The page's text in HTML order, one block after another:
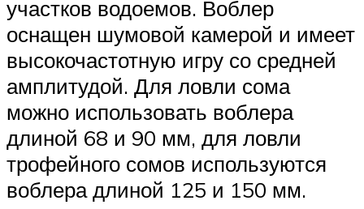
участков водоемов. Воблер
оснащен шумовой камерой и имеет
высокочастотную игру со средней
амплитудой. Для ловли сома
можно использовать воблера
длиной 68 и 90 мм, для ловли
трофейного сомов используются
воблера длиной 125 и 150 мм.